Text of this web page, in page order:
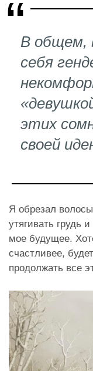
В общем,
себя
этих
своей
Я обрезал
утягивать грудь
мое будущее.
счастливее,
продолжать все